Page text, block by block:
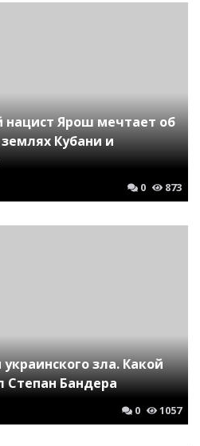
нацист Ярош мечтает об
Кубани и
0 873
зла. Какой
Степан Бандера
0 1057